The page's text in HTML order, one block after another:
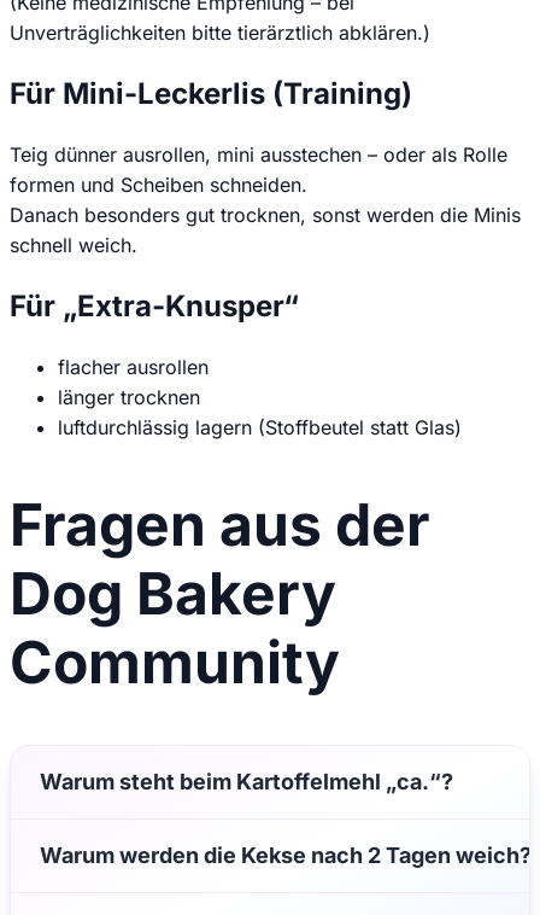
Unverträglichkeiten bitte tierärztlich abklären.)
Für Mini-Leckerlis (Training)
Teig dünner ausrollen, mini ausstechen – oder als Rolle
formen und Scheiben schneiden.
Danach besonders gut trocknen, sonst werden die Minis
schnell weich.
Für „Extra-Knusper“
flacher ausrollen
länger trocknen
luftdurchlässig lagern (Stoffbeutel statt Glas)
Fragen aus der
Dog Bakery
Community
Warum steht beim Kartoffelmehl „ca.“?
Warum werden die Kekse nach 2 Tagen weich?